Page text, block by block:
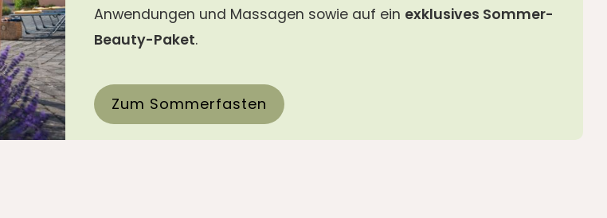
Anwendungen und Massagen sowie auf ein exklusives Sommer-
Beauty-Paket.
Zum Sommerfasten